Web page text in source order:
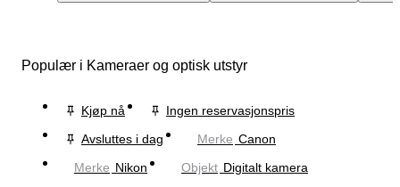
Populær i Kameraer og optisk utstyr
Kjøp nå
Ingen reservasjonspris
Avsluttes i dag
Merke Canon
Merke Nikon Objekt Digitalt kamera